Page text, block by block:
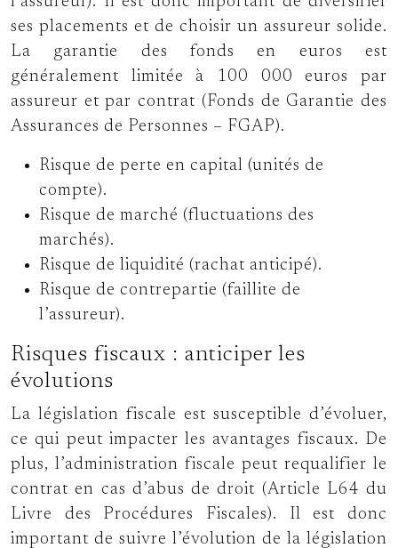
ses placements et de choisir un assureur solide.
La garantie des fonds en euros est
généralement limitée à 100 000 euros par
assureur et par contrat (Fonds de Garantie des
Assurances de Personnes – FGAP).
Risque de perte en capital (unités de
compte).
Risque de marché (fluctuations des
marchés).
Risque de liquidité (rachat anticipé).
Risque de contrepartie (faillite de
l’assureur).
Risques fiscaux : anticiper les
évolutions
La législation fiscale est susceptible d’évoluer,
ce qui peut impacter les avantages fiscaux. De
plus, l’administration fiscale peut requalifier le
contrat en cas d’abus de droit (Article L64 du
Livre des Procédures Fiscales). Il est donc
important de suivre l’évolution de la législation